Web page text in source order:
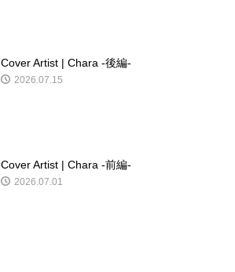
Cover Artist | Chara -後編-
2026.07.15
Cover Artist | Chara -前編-
2026.07.01